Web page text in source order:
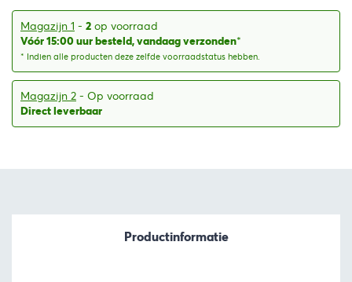
€5,99.€5,45.
Magazijn 1 - 2 op voorraad
Vóór 15:00 uur besteld, vandaag verzonden*
* Indien alle producten deze zelfde voorraadstatus hebben.
Magazijn 2 - Op voorraad
Direct leverbaar
Productinformatie